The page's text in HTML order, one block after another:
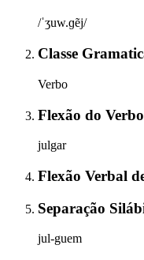
/ˈʒuw.ɡẽj/
Classe
Verbo
Flexão do Verbo
julgar
Flexão Verbal
Separação
jul-guem